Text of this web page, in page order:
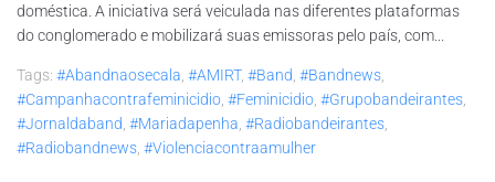
doméstica. A iniciativa será veiculada nas diferentes plataformas
do conglomerado e mobilizará suas emissoras pelo país, com...
Tags: #abandnaosecala #AMIRT, #band #bandnews
#campanhacontrafeminicidio #feminicidio #grupobandeirantes
#jornaldaband #mariadapenha #radiobandeirantes
#radiobandnews #violenciacontraamulher